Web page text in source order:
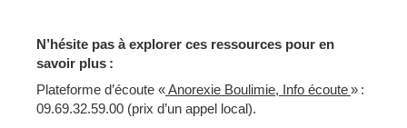
N’hésite pas à explorer ces ressources pour en
savoir plus :
Plateforme d’écoute «Anorexie Boulimie, Info écoute» :
09.69.32.59.00 (prix d’un appel local).